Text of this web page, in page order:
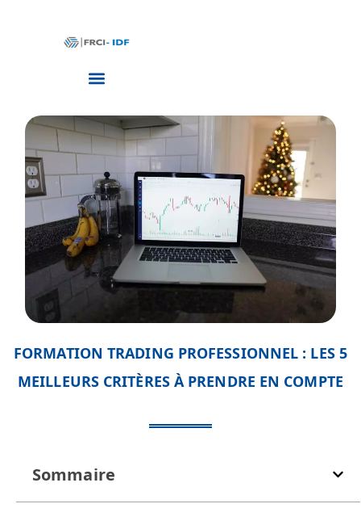
FORMATION TRADING PROFESSIONNEL : LES 5
MEILLEURS CRITÈRES À PRENDRE EN COMPTE
Sommaire